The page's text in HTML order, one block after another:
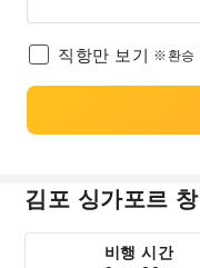
직항만 보기 ※환승
김포 싱가포르
비행 시간